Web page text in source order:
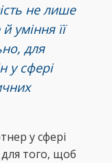
не лише
уміння її
для
у сфері
у сфері
того, щоб